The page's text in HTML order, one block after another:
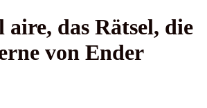
aire, das Rätsel, die
von Ender